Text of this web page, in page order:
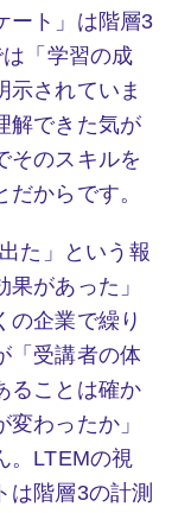
ート」は階層3
「学習の成
示されていま
解できた気が
そのスキルを
からです。
た」という報
があった」
企業で繰り
「受講者の体
ることは確か
わったか」
。LTEMの視
は階層3の計測